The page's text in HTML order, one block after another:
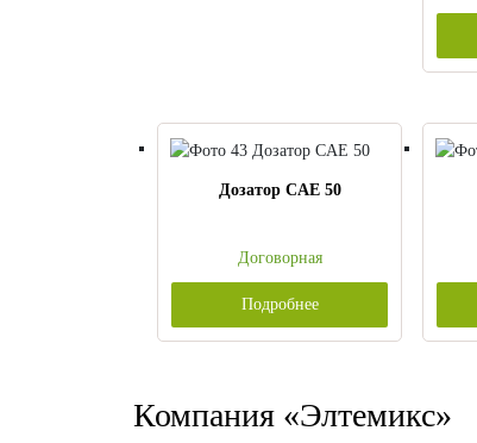
Дозатор CAE 50
Договорная
Подробнее
Компания «Элтемикс»